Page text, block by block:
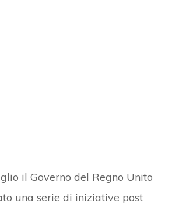
il Governo del Regno Unito
una serie di iniziative post